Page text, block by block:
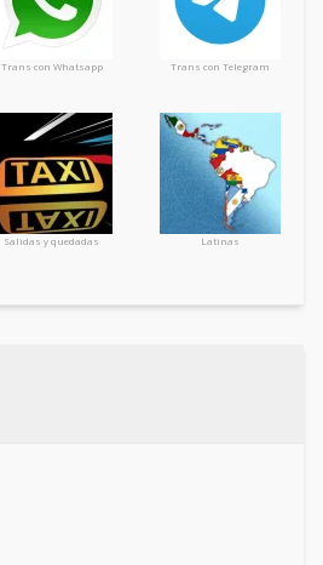
Trans con Whatsapp Trans con Telegram
Salidas y quedadas Latinas